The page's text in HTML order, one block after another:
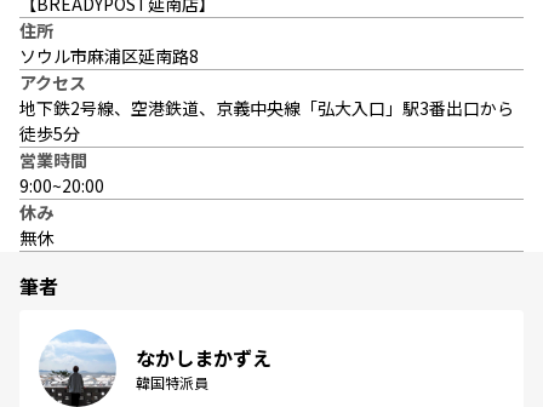
住所
ソウル市麻浦区延南路8
アクセス
地下鉄2号線、空港鉄道、京義中央線「弘大入口」駅3番出口から
徒歩5分
営業時間
9:00~20:00
休み
無休
筆者
なかしまかずえ
韓国特派員